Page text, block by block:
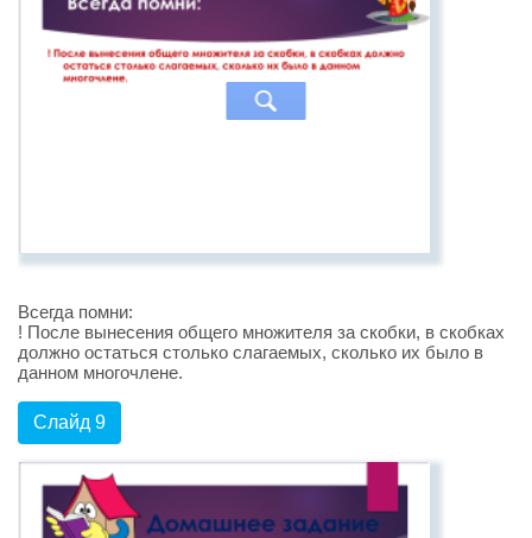
Всегда помни:
! После вынесения общего множителя за скобки, в скобках
должно остаться столько слагаемых, сколько их было в
данном многочлене.
Слайд 9